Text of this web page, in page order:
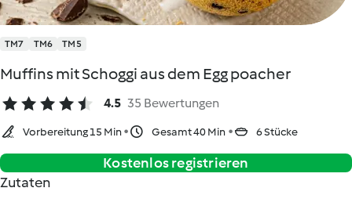
TM7 TM6 TM5
Muffins mit Schoggi aus dem Egg poacher
4.5 35 Bewertungen
Vorbereitung 15 Min Gesamt 40 Min 6 Stücke
Kostenlos registrieren
Zutaten